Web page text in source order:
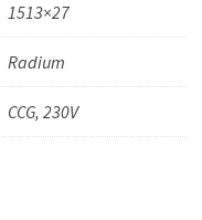
1513×27
Radium
CCG, 230V